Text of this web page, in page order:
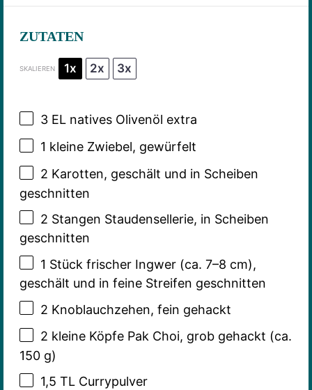
ZUTATEN
SKALIEREN 1x 2x 3x
3EL natives Olivenöl extra
1 kleine Zwiebel, gewürfelt
2 Karotten, geschält und in Scheiben
geschnitten
2 Stangen Staudensellerie, in Scheiben
geschnitten
1 Stück frischer Ingwer (ca. 7–8 cm),
geschält und in feine Streifen geschnitten
2 Knoblauchzehen, fein gehackt
2 kleine Köpfe Pak Choi, grob gehackt (ca.
150 g)
1,5 TL Currypulver